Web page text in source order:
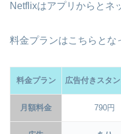
Netflixはアプリからとネ
料金プランはこちらとな
料金プラン 広告付きスタ
月額料金 790円